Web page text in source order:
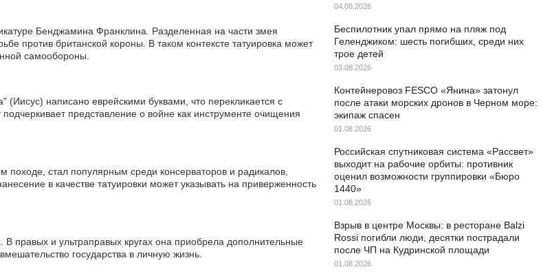
Бенджамина Франклина. Разделенная на части змея
против британской короны. В таком контексте татуировка может
самообороны.
написано еврейскими буквами, что перекликается с
представление о войне как инструменте очищения
походе, стал популярным среди консерваторов и радикалов,
в качестве татуировки может указывать на приверженность
правых и ультраправых кругах она приобрела дополнительные
государства в личную жизнь.
04.08.2026
Беспилотник упал прямо на пляж под
Геленджиком: шесть погибших, среди них
трое детей
03.08.2026
Контейнеровоз FESCO «Янина» затонул
после атаки морских дронов в Черном море:
экипаж спасен
01.08.2026
Российская спутниковая система «Рассвет»
выходит на рабочие орбиты: противник
оценил возможности группировки «Бюро
1440»
01.08.2026
Взрыв в центре Москвы: в ресторане Balzi
Rossi погибли люди, десятки пострадали
после ЧП на Кудринской площади
01.08.2026